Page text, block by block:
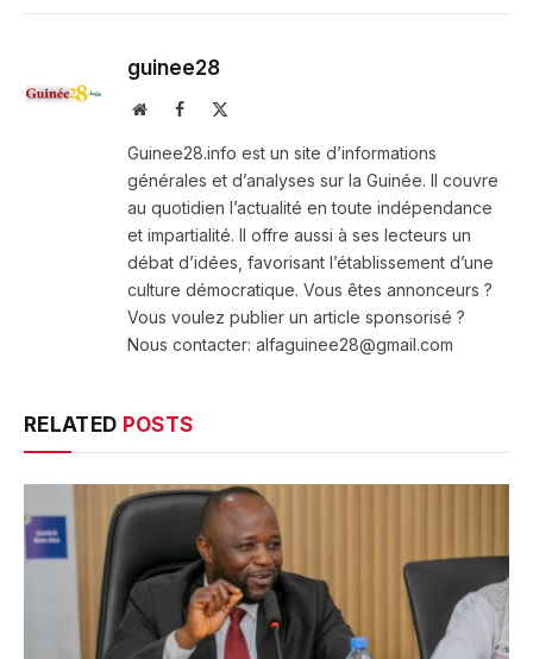
guinee28
WebsiteFacebook
Guinee28.info est un site d’informations
générales et d’analyses sur la Guinée. Il couvre
au quotidien l’actualité en toute indépendance
et impartialité. Il offre aussi à ses lecteurs un
débat d’idées, favorisant l’établissement d’une
culture démocratique. Vous êtes annonceurs ?
Vous voulez publier un article sponsorisé ?
Nous contacter: alfaguinee28@gmail.com
RELATED POSTS